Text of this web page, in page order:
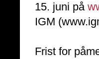
15. juni på
IGM
Frist for